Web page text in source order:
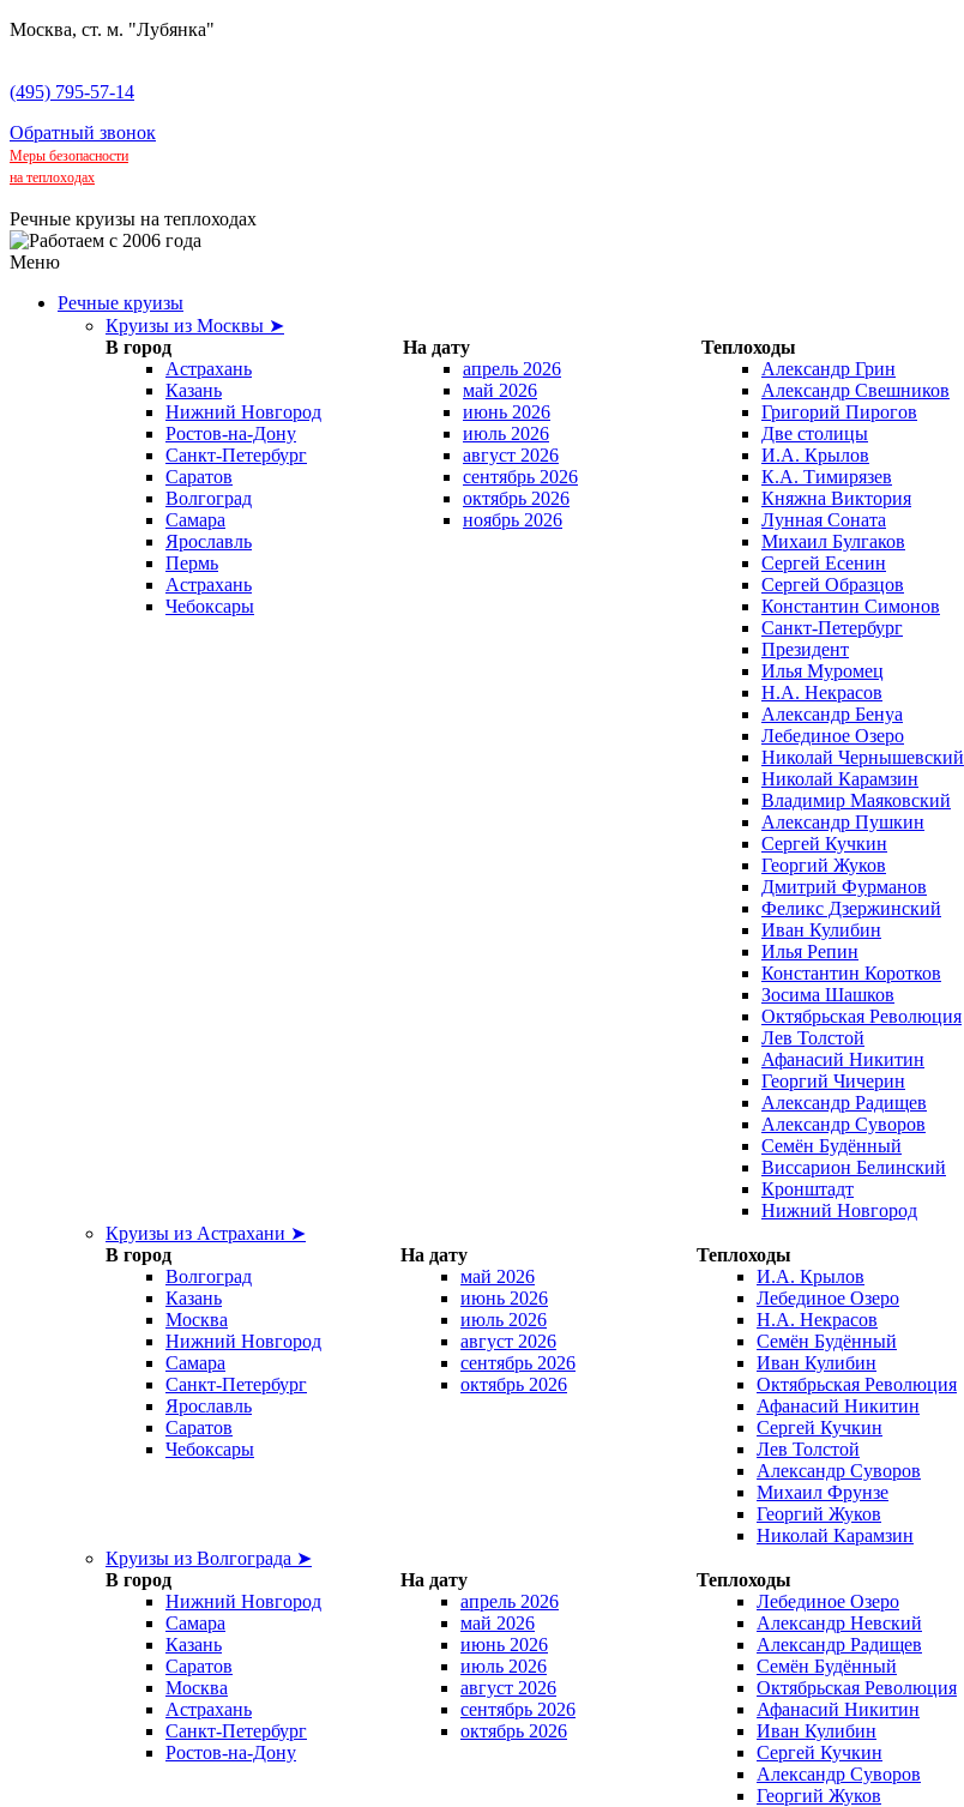
Москва, ст. м. "Лубянка"
(495) 795-57-14
Обратный звонок
Меры безопасности
на теплоходах
Речные круизы на теплоходах
Меню
Речные круизы
Круизы из Москвы ➤
В город
На дату
Теплоходы
Астрахань
Казань
Нижний Новгород
Ростов-на-Дону
Санкт-Петербург
Саратов
Волгоград
Самара
Ярославль
Пермь
Астрахань
Чебоксары
апрель 2026
май 2026
июнь 2026
июль 2026
август 2026
сентябрь 2026
октябрь 2026
ноябрь 2026
Александр Грин
Александр Свешников
Григорий Пирогов
Две столицы
И.А. Крылов
К.А. Тимирязев
Княжна Виктория
Лунная Соната
Михаил Булгаков
Сергей Есенин
Сергей Образцов
Константин Симонов
Санкт-Петербург
Президент
Илья Муромец
Н.А. Некрасов
Александр Бенуа
Лебединое Озеро
Николай Чернышевский
Николай Карамзин
Владимир Маяковский
Александр Пушкин
Сергей Кучкин
Георгий Жуков
Дмитрий Фурманов
Феликс Дзержинский
Иван Кулибин
Илья Репин
Константин Коротков
Зосима Шашков
Октябрьская Революция
Лев Толстой
Афанасий Никитин
Георгий Чичерин
Александр Радищев
Александр Суворов
Семён Будённый
Виссарион Белинский
Кронштадт
Нижний Новгород
Круизы из Астрахани ➤
В город
На дату
Теплоходы
Волгоград
Казань
Москва
Нижний Новгород
Самара
Санкт-Петербург
Ярославль
Саратов
Чебоксары
май 2026
июнь 2026
июль 2026
август 2026
сентябрь 2026
октябрь 2026
И.А. Крылов
Лебединое Озеро
Н.А. Некрасов
Семён Будённый
Иван Кулибин
Октябрьская Революция
Афанасий Никитин
Сергей Кучкин
Лев Толстой
Александр Суворов
Михаил Фрунзе
Георгий Жуков
Николай Карамзин
Круизы из Волгограда ➤
В город
На дату
Теплоходы
Нижний Новгород
Самара
Казань
Саратов
Москва
Астрахань
Санкт-Петербург
Ростов-на-Дону
апрель 2026
май 2026
июнь 2026
июль 2026
август 2026
сентябрь 2026
октябрь 2026
Лебединое Озеро
Александр Невский
Александр Радищев
Семён Будённый
Октябрьская Революция
Афанасий Никитин
Иван Кулибин
Сергей Кучкин
Александр Суворов
Георгий Жуков